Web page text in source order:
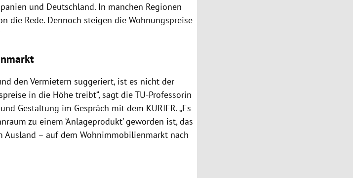
und Deutschland. In manchen Regionen
die Rede. Dennoch steigen die Wohnungspreise
den Vermietern suggeriert, ist es nicht der
in die Höhe treibt“, sagt die TU-Professorin
Gestaltung im Gespräch mit dem KURIER. „Es
zu einem ‘Anlageprodukt’ geworden ist, das
Ausland – auf dem Wohnimmobilienmarkt nach